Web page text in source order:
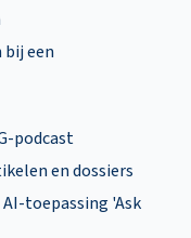
bij een
podcast
en dossiers
toepassing 'Ask